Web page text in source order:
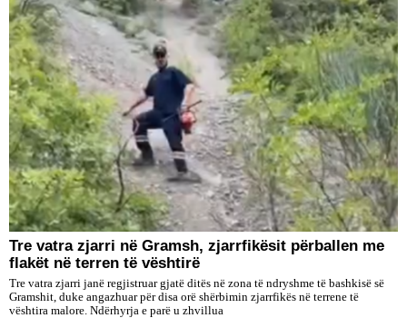
Tre vatra zjarri në Gramsh, zjarrfikësit përballen me
flakët në terren të vështirë
Tre vatra zjarri janë regjistruar gjatë ditës në zona të ndryshme të bashkisë së
Gramshit, duke angazhuar për disa orë shërbimin zjarrfikës në terrene të
vështira malore. Ndërhyrja e parë u zhvillua